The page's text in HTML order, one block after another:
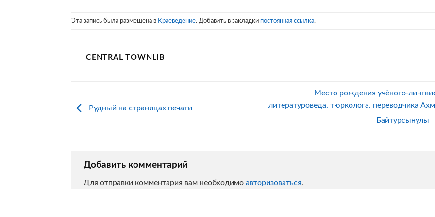
Эта запись была размещена в Краеведение. Добавить в закладки постоянная ссылка.
CENTRAL TOWNLIB
Рудный на страницах печати
Место рождения учѐного-
литературоведа, тюрколога, переводчика
Байтурсынұлы
Добавить комментарий
Для отправки комментария вам необходимо авторизоваться.